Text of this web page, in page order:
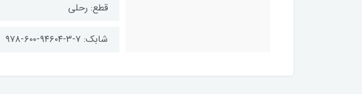
قطع: رحلی
شابک: ۷-۳-۹۴۶۰۴-۶۰۰-۹۷۸